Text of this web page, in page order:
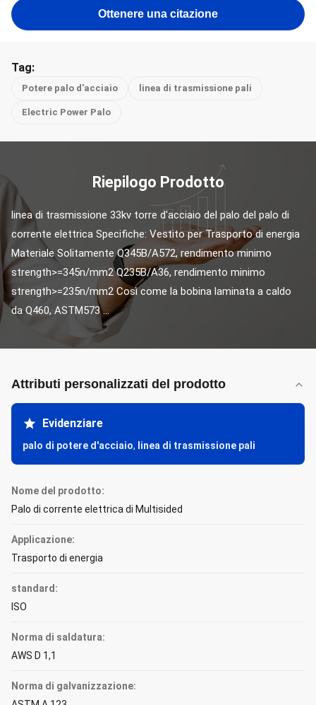
Ottenere una citazione
Tag:
Potere palo d'acciaio linea di trasmissione pali
Electric Power Palo
Riepilogo Prodotto
linea di trasmissione 33kv torre d'acciaio del palo del palo di
corrente elettrica Specifiche: Vestito per Trasporto di energia
Materiale Solitamente Q345B/A572, rendimento minimo
strength>=345n/mm2 Q235B/A36, rendimento minimo
strength>=235n/mm2 Così come la bobina laminata a caldo
da Q460, ASTM573 ...
Attributi personalizzati del prodotto
Evidenziare
palo di potere d'acciaio, linea di trasmissione pali
Nome del prodotto:
Palo di corrente elettrica di Multisided
Applicazione:
Trasporto di energia
standard:
ISO
Norma di saldatura:
AWS D 1,1
Norma di galvanizzazione: